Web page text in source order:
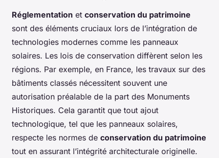
Réglementation et conservation du patrimoine
sont des éléments cruciaux lors de l’intégration de
technologies modernes comme les panneaux
solaires. Les lois de conservation diffèrent selon les
régions. Par exemple, en France, les travaux sur des
bâtiments classés nécessitent souvent une
autorisation préalable de la part des Monuments
Historiques. Cela garantit que tout ajout
technologique, tel que les panneaux solaires,
respecte les normes de conservation du patrimoine
tout en assurant l’intégrité architecturale originelle.